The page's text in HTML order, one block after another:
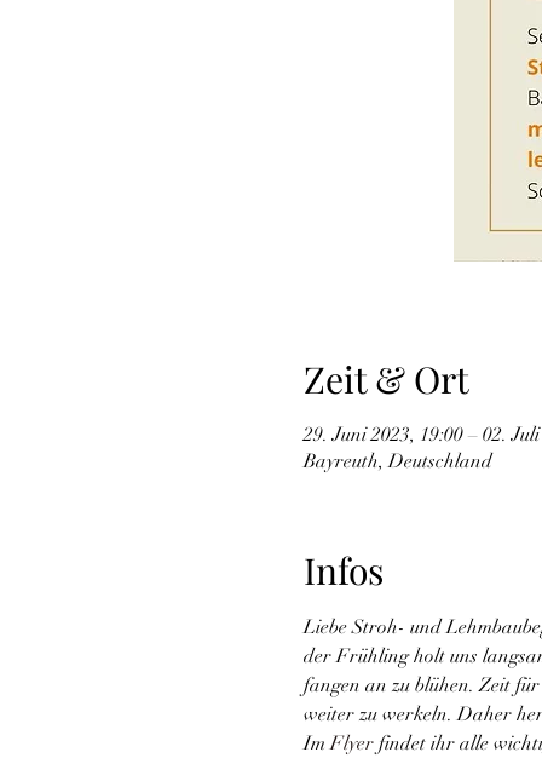
Zeit & Ort
29. Juni 2023, 19:00 – 02.
Bayreuth, Deutschland
Infos
Liebe Stroh- und
der Frühling holt uns
fangen an zu blühen. Zeit
weiter zu werkeln. Daher
Im Flyer findet ihr alle